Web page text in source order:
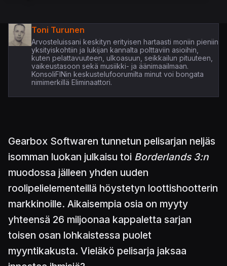
Toni Turunen
Arvosteluissani keskityn erityisen hartaasti moniin pieniin
yksityiskohtiin ja lukijan kannalta polttaviin asioihin,
kuten pelattavuuteen, ulkoasuun, seikkailun pituuteen,
vaikeustasoon sekä musiikki- ja äänimaailmaan.
KonsoliFINin keskustelufoorumilta minut voi bongata
nimimerkillä Eliminaattori.
Gearbox Softwaren tunnetun pelisarjan neljäs
isomman luokan julkaisu toi Borderlands 3:n
muodossa jälleen yhden uuden
roolipelielementeillä höystetyn loottishootterin
markkinoille. Aikaisempia osia on myyty
yhteensä 26 miljoonaa kappaletta sarjan
toisen osan lohkaistessa puolet
myyntikakusta. Vieläkö pelisarja jaksaa